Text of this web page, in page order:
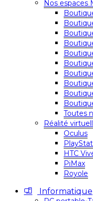
Nos espaces
Toutes
Réalité
Oculus
HTC
PiMax
Royole
Informatique